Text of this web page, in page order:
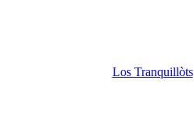
Los Tranquillòts